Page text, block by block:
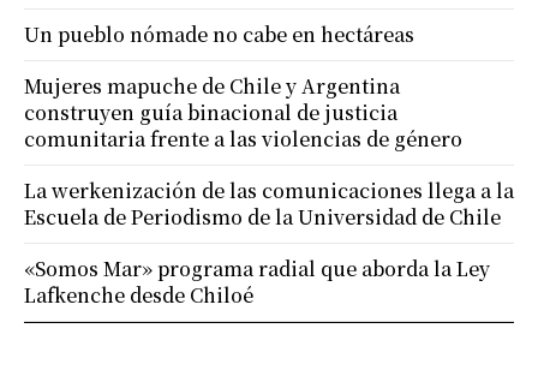
Un pueblo nómade no cabe en hectáreas
Mujeres mapuche de Chile y Argentina
construyen guía binacional de justicia
comunitaria frente a las violencias de género
La werkenización de las comunicaciones llega a la
Escuela de Periodismo de la Universidad de Chile
«Somos Mar» programa radial que aborda la Ley
Lafkenche desde Chiloé